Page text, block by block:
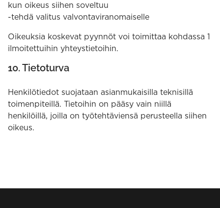
kun oikeus siihen soveltuu
-tehdä valitus valvontaviranomaiselle
Oikeuksia koskevat pyynnöt voi toimittaa kohdassa 1
ilmoitettuihin yhteystietoihin.
10. Tietoturva
Henkilötiedot suojataan asianmukaisilla teknisillä
toimenpiteillä. Tietoihin on pääsy vain niillä
henkilöillä, joilla on työtehtäviensä perusteella siihen
oikeus.